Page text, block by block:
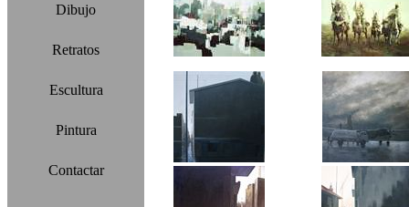
Dibujo
Retratos
Escultura
Pintura
Contactar